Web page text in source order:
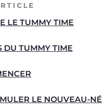
LE TUMMY TIME
DU TUMMY TIME
LE NOUVEAU-NÉ